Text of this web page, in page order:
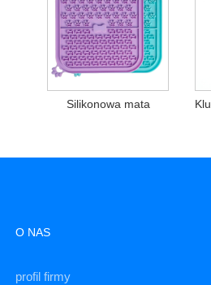
Silikonowa mata
O NAS
profil firmy